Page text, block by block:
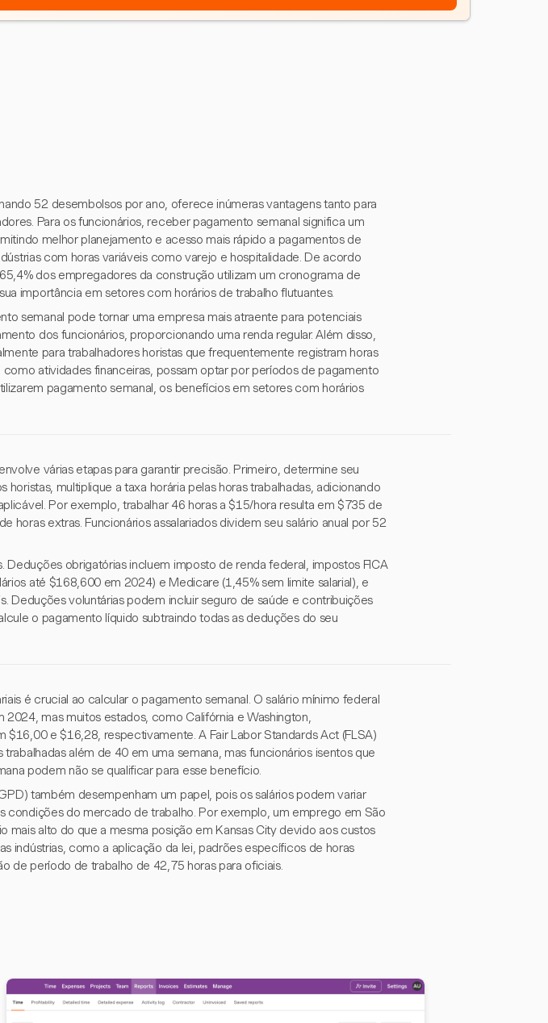
52 desembolsos por ano, oferece inúmeras vantagens tanto para
Para os funcionários, receber pagamento semanal significa um
melhor planejamento e acesso mais rápido a pagamentos de
com horas variáveis como varejo e hospitalidade. De acordo
dos empregadores da construção utilizam um cronograma de
importância em setores com horários de trabalho flutuantes.
semanal pode tornar uma empresa mais atraente para potenciais
dos funcionários, proporcionando uma renda regular. Além disso,
para trabalhadores horistas que frequentemente registram horas
como atividades financeiras, possam optar por períodos de pagamento
pagamento semanal, os benefícios em setores com horários
várias etapas para garantir precisão. Primeiro, determine seu
horistas, multiplique a taxa horária pelas horas trabalhadas, adicionando
Por exemplo, trabalhar 46 horas a $15/hora resulta em $735 de
horas extras. Funcionários assalariados dividem seu salário anual por 52
Deduções obrigatórias incluem imposto de renda federal, impostos FICA
até $168,600 em 2024) e Medicare (1,45% sem limite salarial), e
Deduções voluntárias podem incluir seguro de saúde e contribuições
o pagamento líquido subtraindo todas as deduções do seu
é crucial ao calcular o pagamento semanal. O salário mínimo federal
mas muitos estados, como Califórnia e Washington,
$16,00 e $16,28, respectivamente. A Fair Labor Standards Act (FLSA)
além de 40 em uma semana, mas funcionários isentos que
podem não se qualificar para esse benefício.
também desempenham um papel, pois os salários podem variar
condições do mercado de trabalho. Por exemplo, um emprego em São
mais alto do que a mesma posição em Kansas City devido aos custos
indústrias, como a aplicação da lei, padrões específicos de horas
de período de trabalho de 42,75 horas para oficiais.